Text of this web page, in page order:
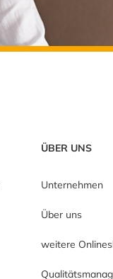
ÜBER UNS
Unternehmen
Über uns
weitere